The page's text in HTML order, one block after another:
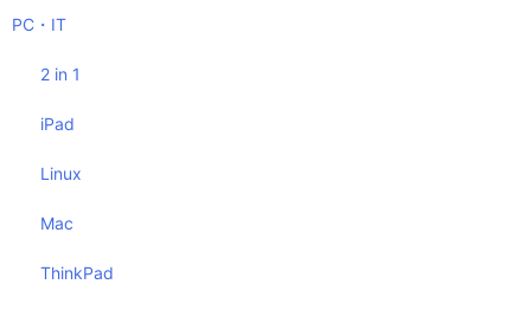
PC・IT
2 in 1
iPad
Linux
Mac
ThinkPad